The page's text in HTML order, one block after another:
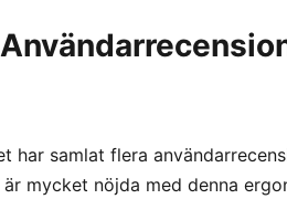
har samlat flera
mycket nöjda med denna